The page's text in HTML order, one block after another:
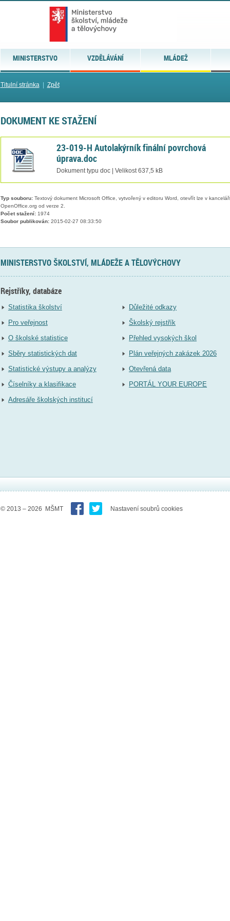
MINISTERSTVO VZDĚLÁVÁNÍ MLÁDEŽ
Titulní stránka| Zpět
DOKUMENT KE STAŽENÍ
23-019-H Autolakýrník finální povrchová
úprava.doc
Dokument typu doc | Velikost 637,5 kB
Typ souboru:Textový dokument Microsoft Office, vytvořený v editoru Word, otevřít lze v
OpenOffice.org od verze 2.
Počet stažení:1974
Soubor publikován:2015-02-27 08:33:50
MINISTERSTVO ŠKOLSTVÍ, MLÁDEŽE A TĚLOVÝCHOVY
Rejstříky, databáze
Statistika školství
Pro veřejnost
O školské statistice
Sběry statistických dat
Statistické výstupy a analýzy
Číselníky a klasifikace
Adresáře školských institucí
Důležité odkazy
Školský rejstřík
Přehled vysokých škol
Plán veřejných zakázek 2026
Otevřená data
PORTÁL YOUR EUROPE
© 2013 – 2026 MŠMT Nastavení soubrů cookies